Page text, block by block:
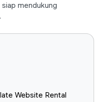
mendukung
Website Rental